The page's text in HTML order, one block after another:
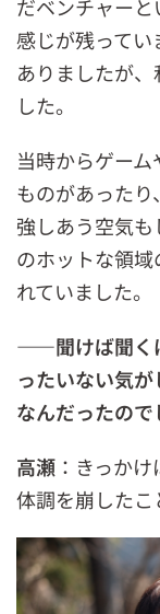
だベンチャー
感じが残って
ありましたが
した。
当時からゲー
ものがあった
強しあう空気
のホットな領
れていました。
――聞けば聞く
ったいない気
なんだったので
高瀬 ：きっか
体調を崩したこ